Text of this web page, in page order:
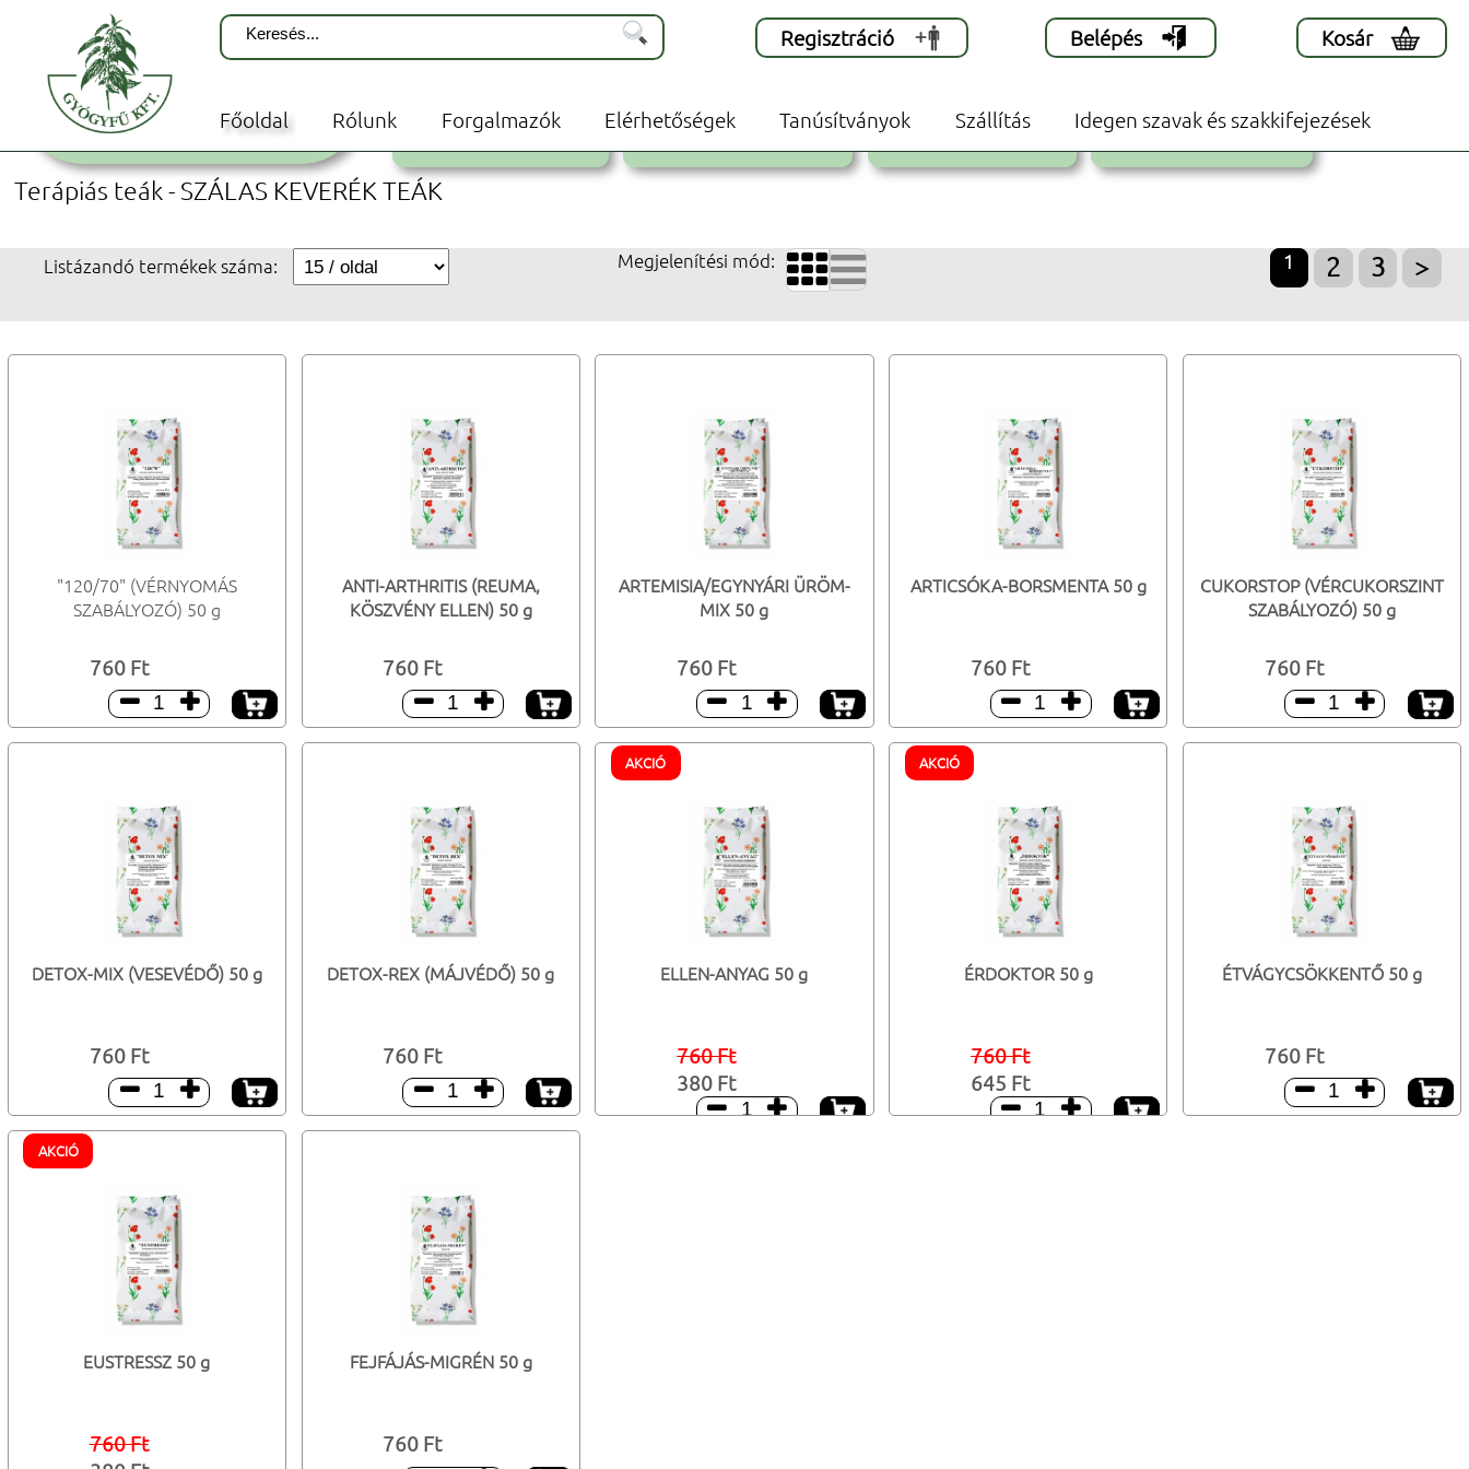
Regisztráció Belépés Kosár
Főoldal Rólunk Forgalmazók Elérhetőségek Tanúsítványok Szállítás Idegen szavak és szakkifejezések
Terápiás teák
Filteres és szálas teáink az Ön
egészsége érdekében a
legkiválóbb alapanyagokból
Terápiás teák - SZÁLAS KEVERÉK TEÁK
Listázandó termékek száma: Megjelenítési mód:  1 2 3 >
"120/70" (VÉRNYOMÁS
SZABÁLYOZÓ) 50 g
760 Ft
 
ANTI-ARTHRITIS (REUMA,
KÖSZVÉNY ELLEN) 50 g
760 Ft
 
ARTEMISIA/EGYNYÁRI ÜRÖM-
MIX 50 g
760 Ft
 
ARTICSÓKA-BORSMENTA 50 g
760 Ft
 
CUKORSTOP (VÉRCUKORSZINT
SZABÁLYOZÓ) 50 g
760 Ft
 
DETOX-MIX (VESEVÉDŐ) 50 g
760 Ft
 
DETOX-REX (MÁJVÉDŐ) 50 g
760 Ft
 
AKCIÓ
ELLEN-ANYAG 50 g
760 Ft
380 Ft
 
AKCIÓ
ÉRDOKTOR 50 g
760 Ft
645 Ft
 
ÉTVÁGYCSÖKKENTŐ 50 g
760 Ft
 
AKCIÓ
EUSTRESSZ 50 g
760 Ft
FEJFÁJÁS-MIGRÉN 50 g
760 Ft